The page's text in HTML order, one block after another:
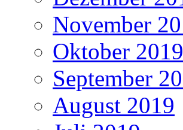
November
Oktober 2019
September
August 2019